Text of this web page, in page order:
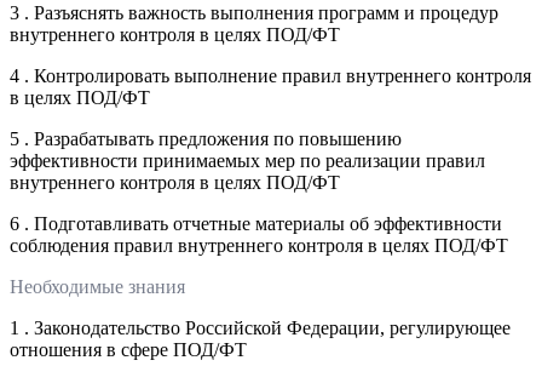
3 . Разъяснять важность выполнения программ и процедур
внутреннего контроля в целях ПОД/ФТ
4 . Контролировать выполнение правил внутреннего контроля
в целях ПОД/ФТ
5 . Разрабатывать предложения по повышению
эффективности принимаемых мер по реализации правил
внутреннего контроля в целях ПОД/ФТ
6 . Подготавливать отчетные материалы об эффективности
соблюдения правил внутреннего контроля в целях ПОД/ФТ
Необходимые знания
1 . Законодательство Российской Федерации, регулирующее
отношения в сфере ПОД/ФТ